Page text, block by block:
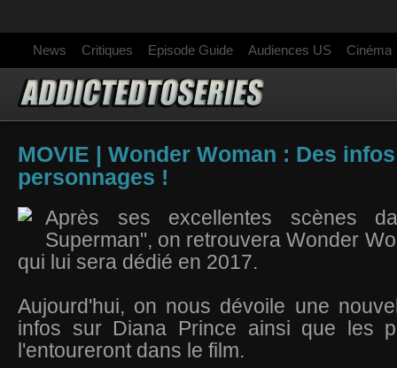
News Critiques Episode Guide Audiences US Cinéma
MOVIE | Wonder Woman : Des
personnages !
Après ses excellentes scènes
Superman", on retrouvera Wonder
qui lui sera dédié en 2017.
Aujourd'hui, on nous dévoile une
infos sur Diana Prince ainsi que les
l'entoureront dans le film.